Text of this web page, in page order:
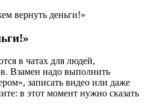
вернуть деньги!»
в чатах для людей,
Взамен надо выполнить
записать видео или даже
в этот момент нужно сказать